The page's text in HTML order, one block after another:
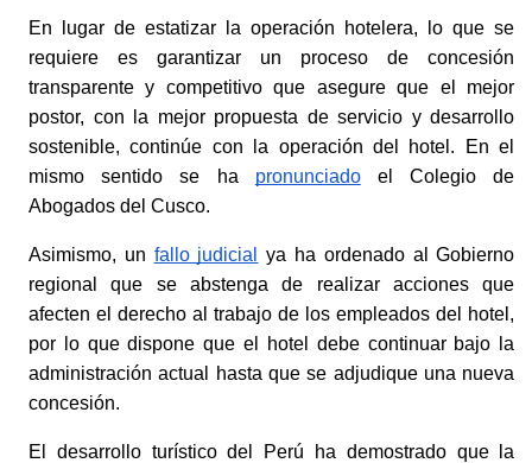
En lugar de estatizar la operación hotelera, lo que se
requiere es garantizar un proceso de concesión
transparente y competitivo que asegure que el mejor
postor, con la mejor propuesta de servicio y desarrollo
sostenible, continúe con la operación del hotel. En el
mismo sentido se ha
pronunciado el Colegio de
Abogados del Cusco.
Asimismo, un fallo judicial
ya ha ordenado al Gobierno
regional que se abstenga de realizar acciones que
afecten el derecho al trabajo de los empleados del hotel,
por lo que dispone que el hotel debe continuar bajo la
administración actual hasta que se adjudique una nueva
concesión.
El desarrollo turístico del Perú ha demostrado que la